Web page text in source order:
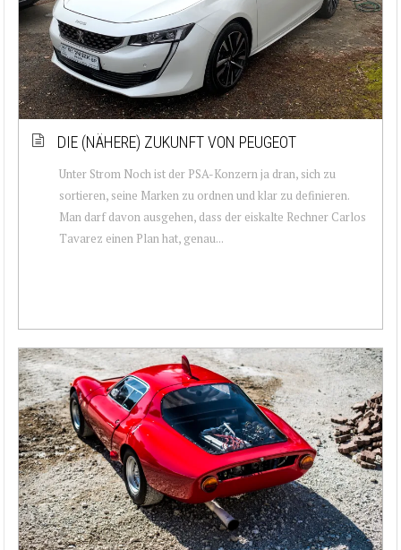
DIE (NÄHERE) ZUKUNFT VON PEUGEOT
Unter Strom Noch ist der PSA-Konzern ja dran, sich zu
sortieren, seine Marken zu ordnen und klar zu definieren.
Man darf davon ausgehen, dass der eiskalte Rechner Carlos
Tavarez einen Plan hat, genau...